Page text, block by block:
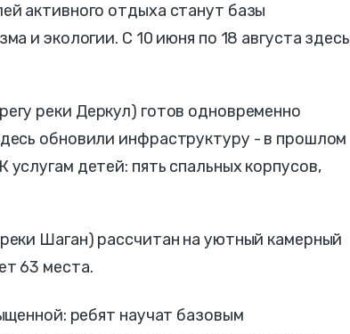
активного отдыха станут базы
и экологии. С 10 июня по 18 августа здесь
реки Деркул) готов одновременно
обновили инфраструктуру - в прошлом
детей: пять спальных корпусов,
Шаган) рассчитан на уютный камерный
63 места.
ребят научат базовым